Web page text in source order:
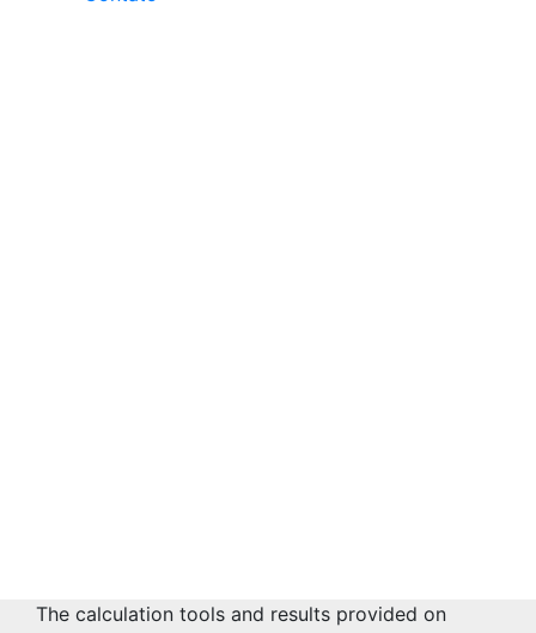
The calculation tools and results provided on